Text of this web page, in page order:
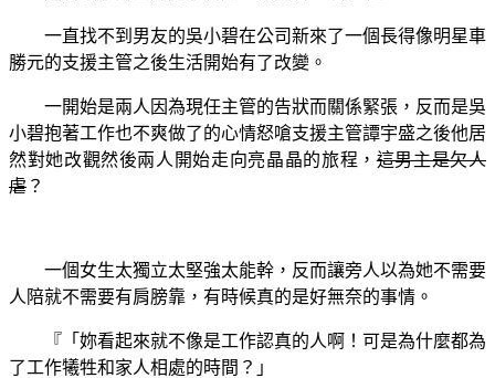
一直找不到男友的吳小碧在公司新來了一個長得像明星車
勝元的支援主管之後生活開始有了改變。
一開始是兩人因為現任主管的告狀而關係緊張，反而是吳
小碧抱著工作也不爽做了的心情怒嗆支援主管譚宇盛之後他居
然對她改觀然後兩人開始走向亮晶晶的旅程，這男主是欠人
虐 ？
一個女生太獨立太堅強太能幹，反而讓旁人以為她不需要
人陪就不需要有肩膀靠，有時候真的是好無奈的事情。
『「妳看起來就不像是工作認真的人啊！可是為什麼都為
了工作犧牲和家人相處的時間？」